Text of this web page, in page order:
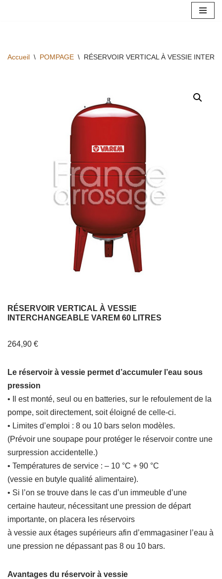
contenu
Accueil \ POMPAGE \ RÉSERVOIR VERTICAL À VESSIE
RÉSERVOIR VERTICAL À VESSIE
INTERCHANGEABLE VAREM 60 LITRES
264,90 €
Le réservoir à vessie permet d’accumuler l’eau sous
pression
• Il est monté, seul ou en batteries, sur le refoulement de la
pompe, soit directement, soit éloigné de celle-ci.
• Limites d’emploi : 8 ou 10 bars selon modèles.
(Prévoir une soupape pour protéger le réservoir contre une
surpression accidentelle.)
• Températures de service : – 10 °C + 90 °C
(vessie en butyle qualité alimentaire).
• Si l’on se trouve dans le cas d’un immeuble d’une
certaine hauteur, nécessitant une pression de départ
importante, on placera les réservoirs
à vessie aux étages supérieurs afin d’emmagasiner l’eau à
une pression ne dépassant pas 8 ou 10 bars.
Avantages du réservoir à vessie